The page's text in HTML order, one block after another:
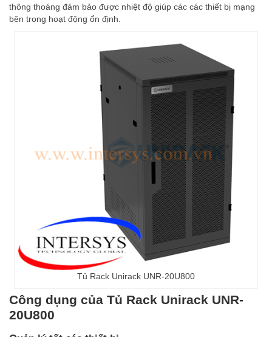
thông thoáng đảm bảo được nhiệt độ giúp các các thiết bị mạng
bên trong hoạt động ổn định.
Tủ Rack Unirack UNR-20U800
Công dụng của Tủ Rack Unirack UNR-
20U800